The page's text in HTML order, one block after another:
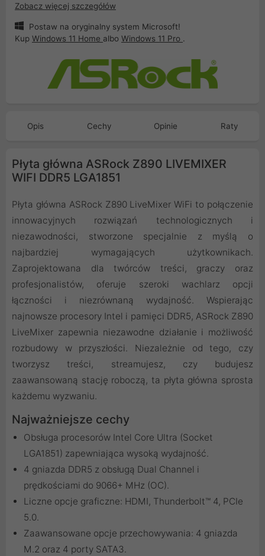
Zobacz więcej szczegółów
Postaw na oryginalny system Microsoft!
Kup Windows 11 Home albo Windows 11 Pro .
Opis Cechy Opinie Raty
Płyta główna ASRock Z890 LIVEMIXER
WIFI DDR5 LGA1851
Płyta główna ASRock Z890 LiveMixer WiFi to połączenie
innowacyjnych rozwiązań technologicznych i
niezawodności, stworzone specjalnie z myślą o
najbardziej wymagających użytkownikach.
Zaprojektowana dla twórców treści, graczy oraz
profesjonalistów, oferuje szeroki wachlarz opcji
łączności i niezrównaną wydajność. Wspierając
najnowsze procesory Intel i pamięci DDR5, ASRock Z890
LiveMixer zapewnia niezawodne działanie i możliwość
rozbudowy w przyszłości. Niezależnie od tego, czy
tworzysz treści, streamujesz, czy budujesz
zaawansowaną stację roboczą, ta płyta główna sprosta
każdemu wyzwaniu.
Najważniejsze cechy
Obsługa procesorów Intel Core Ultra (Socket
LGA1851) zapewniająca wysoką wydajność.
4 gniazda DDR5 z obsługą Dual Channel i
prędkościami do 9066+ MHz (OC).
Liczne opcje graficzne: HDMI, Thunderbolt™ 4, PCIe
5.0.
Zaawansowane opcje przechowywania: 4 gniazda
M.2 oraz 4 porty SATA3.